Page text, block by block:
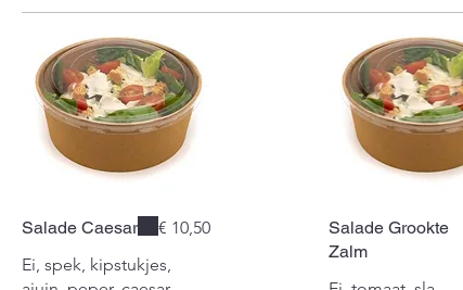
Salade Caesar
Ei, spek, kipstukjes,
€ 10,50
Salade Grookte
Zalm